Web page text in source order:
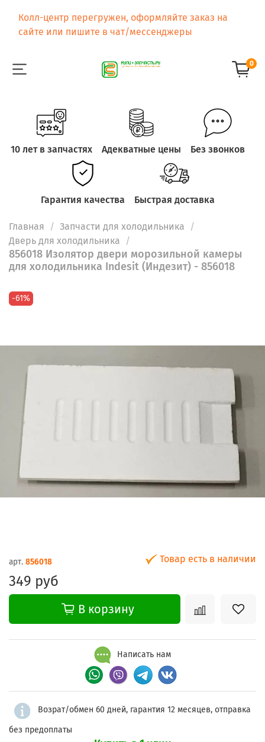
Колл-центр перегружен, оформляйте заказ на
сайте или пишите в чат/мессенджеры
0
10 лет в запчастях Адекватные цены Без звонков
Гарантия качества Быстрая доставка
Главная
Запчасти для холодильника
Дверь для холодильника
856018 Изолятор двери морозильной камеры
для холодильника Indesit (Индезит) - 856018
-61%
арт. 856018 Товар есть в наличии
349 руб
В корзину
Написать нам
Возрат/обмен 60 дней, гарантия 12 месяцев, отправка
без предоплаты